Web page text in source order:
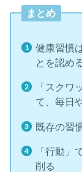
まとめ
健康習慣
とを認め
「スクワ
て、毎日
既存の習
「行動」
削る